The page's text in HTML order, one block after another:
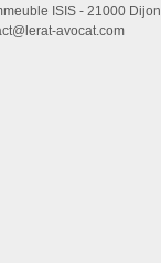
ISIS - 21000 Dijon
avocat.com